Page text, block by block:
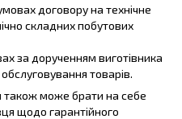
договору на технічне
складних побутових
за дорученням виготівника
товарів.
також може брати на себе
щодо гарантійного